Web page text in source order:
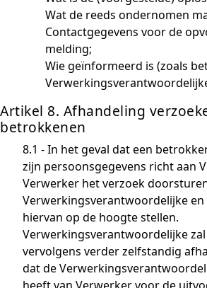
Wat de reeds ondernomen
Contactgegevens voor de
melding;
Wie geïnformeerd is (zoals
Artikel 8. Afhandeling
betrokkenen
8.1 - In het geval dat een
zijn persoonsgegevens richt aan
Verwerker het verzoek
Verwerkingsverantwoordelijke
hiervan op de hoogte stellen.
Verwerkingsverantwoordelijke
vervolgens verder zelfstandig
dat de